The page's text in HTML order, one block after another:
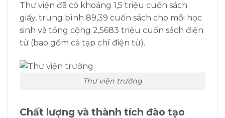
Thư viện đã có khoảng 1,5 triệu cuốn sách
giấy, trung bình 89,39 cuốn sách cho mỗi học
sinh và tổng cộng 2,5683 triệu cuốn sách điện
tử (bao gồm cả tạp chí điện tử).
Thư viện trường
Chất lượng và thành tích đào tạo